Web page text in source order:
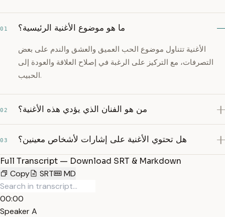
01 ما هو موضوع الأغنية الرئيسية؟
الأغنية تتناول موضوع الحب العميق والعشق والندم على بعض
التصرفات، مع التركيز على الرغبة في إصلاح العلاقة والعودة إلى
الحبيب.
02 من هو الفنان الذي يؤدي هذه الأغنية؟
03 هل تحتوي الأغنية على إشارات لأشخاص معينين؟
Full Transcript — Download SRT & Markdown
Copy
SRT MD
00:00
Speaker A